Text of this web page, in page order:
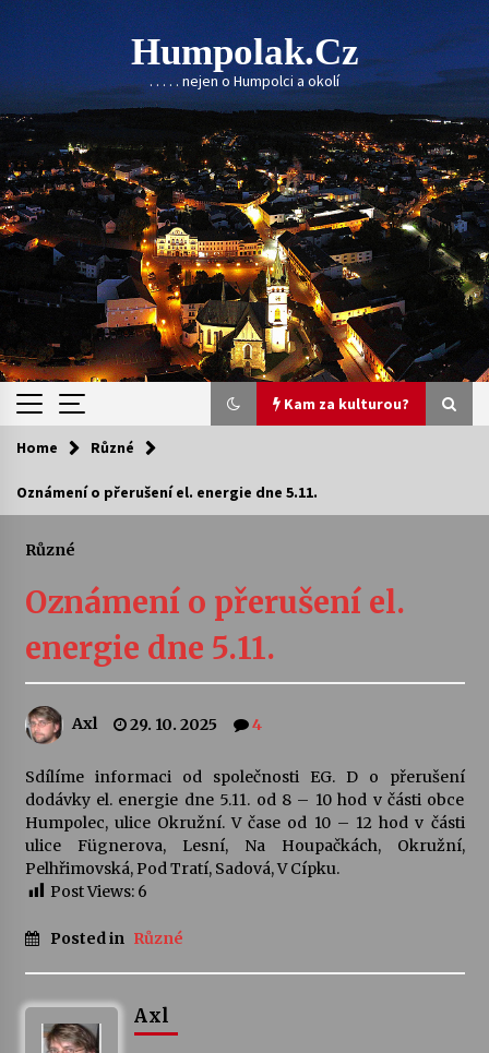
Skip
to
content
Humpolak.cz
. . . . . nejen o Humpolci a okolí
Kam za kulturou?
Kam za kulturou?
Letní koncerty ve Stromovce: Ars Camerata a
Sukuba Ensemble
Vernisáž výstavy Josefíny Duškové: Stávám se
30. 7. 2026
Veselí muzikanti
30. 7. 2026
šedesátka: 28. 7.–1. 8. 2026
Letní koncerty ve Stromovce: Kolchoz a
Jenakaši
Home Různé
Oznámení o přerušení el. energie dne 5.11.
Různé
Oznámení o přerušení el.
energie dne 5.11.
Axl 29. 10. 2025 4
Sdílíme informaci od společnosti EG. D o přerušení
dodávky el. energie dne 5.11. od 8 – 10 hod v části obce
Humpolec, ulice Okružní. V čase od 10 – 12 hod v části
ulice Fügnerova, Lesní, Na Houpačkách, Okružní,
Pelhřimovská, Pod Tratí, Sadová, V Cípku.
Post Views: 6
Posted in Různé
Axl